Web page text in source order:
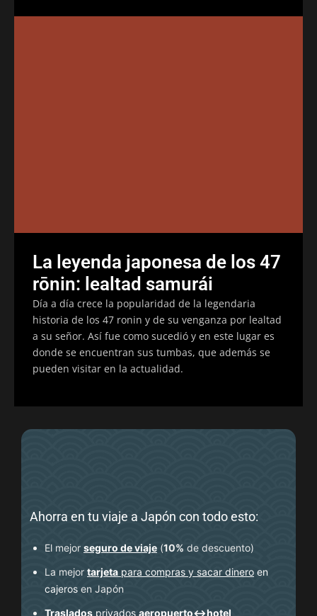
La leyenda japonesa de los 47
rōnin: lealtad samurái
Día a día crece la popularidad de la legendaria
historia de los 47 ronin y de su venganza por lealtad
a su señor. Así fue como sucedió y en este lugar es
donde se encuentran sus tumbas, que además se
pueden visitar en la actualidad.
Ahorra en tu viaje a Japón con todo esto:
El mejor seguro de viaje (10% de descuento)
La mejor tarjeta para compras y sacar dinero en
cajeros en Japón
Traslados privados aeropuerto↔hotel